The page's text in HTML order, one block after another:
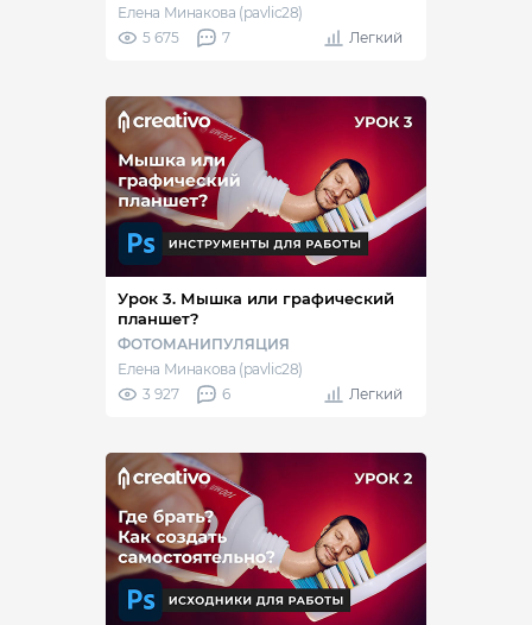
Елена Минакова (pavlic28)
5 675
7 Легкий
Урок 3. Мышка или графический
планшет?
ФОТОМАНИПУЛЯЦИЯ
Елена Минакова (pavlic28)
3 927
6 Легкий